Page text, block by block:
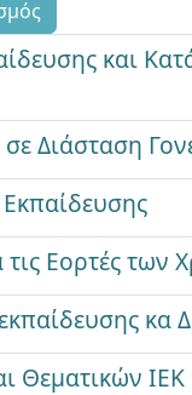
και
Διάσταση
Εορτές των
κα
Θεματικών ΙΕΚ